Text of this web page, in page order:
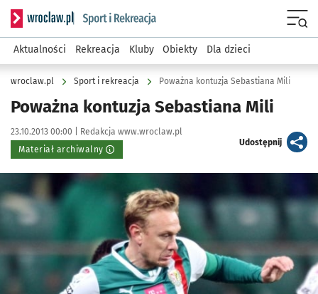
Serwis informacyjny wroclaw.pl podserwis: Sport i rekreacja
Aktualności Rekreacja Kluby Obiekty Dla dzieci
wroclaw.pl Sport i rekreacja Poważna kontuzja Sebastiana Mili
Poważna kontuzja Sebastiana Mili
Data publikacji:
23.10.2013 00:00 | Autor:
Redakcja www.wroclaw.pl
Materiał archiwalny
Udostępnijartykuł
Kliknij, aby powiększyć